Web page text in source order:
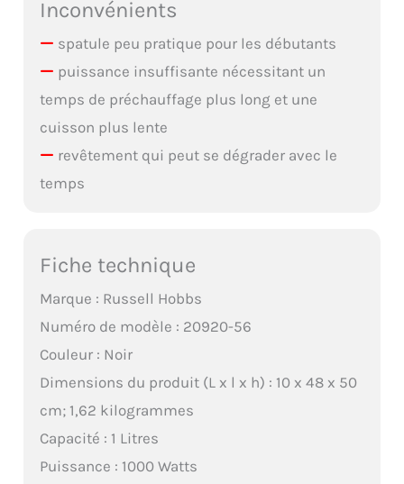
Inconvénients
spatule peu pratique pour les débutants
puissance insuffisante nécessitant un
temps de préchauffage plus long et une
cuisson plus lente
revêtement qui peut se dégrader avec le
temps
Fiche technique
Marque : Russell Hobbs
Numéro de modèle : 20920-56
Couleur : Noir
Dimensions du produit (L x l x h) : 10 x 48 x 50
cm; 1,62 kilogrammes
Capacité : 1 Litres
Puissance : 1000 Watts